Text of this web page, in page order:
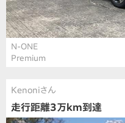
N-ONE
Premium
Kenoniさん
走行距離3万km到達